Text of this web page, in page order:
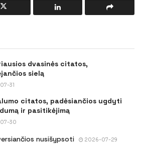
dvasinės citatos,
sielą
31
citatos, padėsiančios ugdyti
ir pasitikėjimą
30
nusišypsoti 2026-07-29